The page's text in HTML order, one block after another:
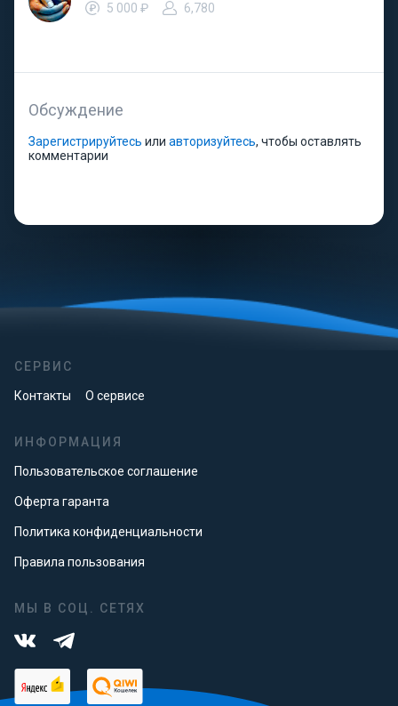
5 000 ₽
6,780
Обсуждение
Зарегистрируйтесь или авторизуйтесь, чтобы оставлять
комментарии
СЕРВИС
Контакты О сервисе
ИНФОРМАЦИЯ
Пользовательское соглашение
Оферта гаранта
Политика конфиденциальности
Правила пользования
МЫ В СОЦ. СЕТЯХ